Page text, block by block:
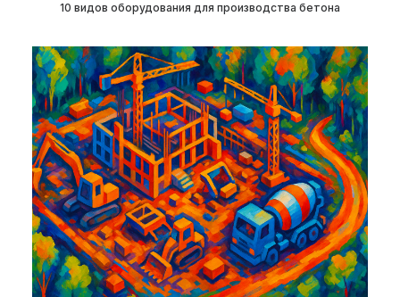
10 видов оборудования для производства бетона